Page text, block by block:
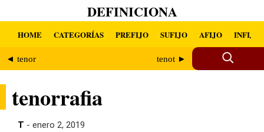
DEFINICIONA
HOME CATEGORÍAS PREFIJO SUFIJO AFIJO INFIJO
◄ tenor tenot ►
tenorrafia
T - enero 2, 2019